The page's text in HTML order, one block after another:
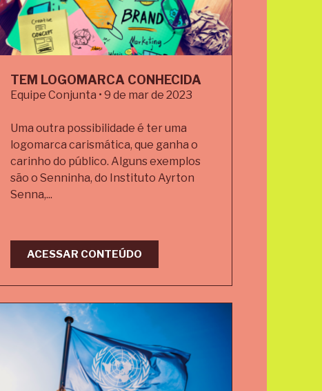
TEM LOGOMARCA CONHECIDA
Equipe Conjunta • 9 de mar de 2023
Uma outra possibilidade é ter uma
logomarca carismática, que ganha o
carinho do público. Alguns exemplos
são o Senninha, do Instituto Ayrton
Senna,...
ACESSAR CONTEÚDO